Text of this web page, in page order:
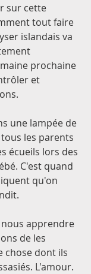
sur cette
tout faire
islandais va
prochaine
et
une lampée de
les parents
écueils lors des
C'est quand
qu'on
nous apprendre
de les
chose dont ils
L'amour.